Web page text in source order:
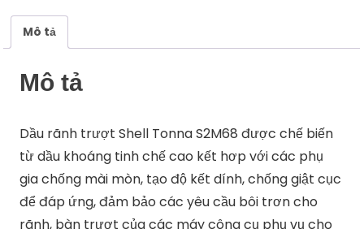
Mô tả
Mô tả
Dầu rãnh trượt Shell Tonna S2M68 được chế biến
từ dầu khoáng tinh chế cao kết hơp với các phụ
gia chống mài mòn, tạo độ kết dính, chống giật cục
để đáp ứng, đảm bảo các yêu cầu bôi trơn cho
rãnh, bàn trượt của các máy công cụ phụ vụ cho